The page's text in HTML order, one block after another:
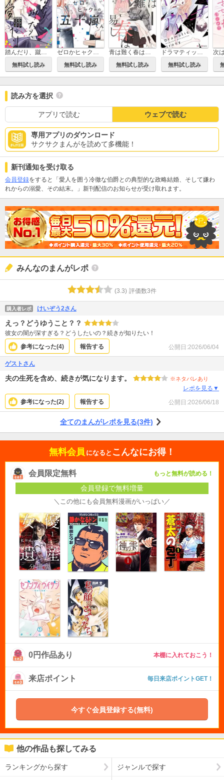
踏んだり、蹴ったり、愛したり
無料試し読み
ゼロかヒャクかの五十嵐くん
無料試し読み
青は難く春は易し
無料試し読み
ドラマティック・アイロニー
無料試し読み
読み方を選択
アプリで読む ウェブで読む
専用アプリのダウンロード
サクサクまんがを読めて多機能！
新刊通知を受け取る
会員登録をすると「愛人を囲う冷徹な伯爵との典型的な政略結婚、そして嫌わ
れからの溺愛、その結末。」新刊配信のお知らせが受け取れます。
みんなのまんがレポ
(3.3) 評価数3件
購入者レポ けいぞう2さん
えっ？どうゆうこと？？
彼女の闇が深すぎる？どうしたいの？続きが知りたい！
参考になった(4) 報告する 公開日:2026/06/04
ゲストさん
夫の生死を含め、続きが気になります。 ※ネタバレあり
レポを見る▼
参考になった(2) 報告する 公開日:2026/06/18
全てのまんがレポを見る(3件)
無料会員 になると こんなにお得！
会員限定無料 もっと無料が読める！
会員登録で無料増量
＼この他にも会員無料漫画がいっぱい／
0円作品あり 本棚に入れておこう！
来店ポイント 毎日来店ポイントGET！
今すぐ会員登録する(無料)
他の作品も探してみる
ランキングから探す ジャンルで探す